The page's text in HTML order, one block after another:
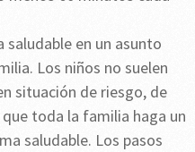
en un asunto
Los niños no suelen
situación de riesgo, de
toda la familia haga un
saludable. Los pasos